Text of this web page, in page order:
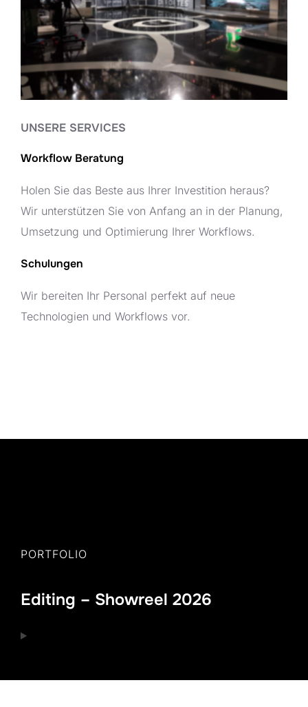
UNSERE SERVICES
Workflow Beratung
Holen Sie das Beste aus Ihrer Investition heraus?
Wir unterstützen Sie von Anfang an in der Planung,
Umsetzung und Optimierung Ihrer Workflows.
Schulungen
Wir bereiten Ihr Personal perfekt auf neue
Technologien und Workflows vor.
PORTFOLIO
Editing – Showreel 2026